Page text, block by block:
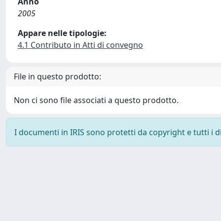
2005
Appare nelle tipologie:
4.1 Contributo in Atti di convegno
File in questo prodotto:
Non ci sono file associati a questo prodotto.
I documenti in IRIS sono protetti da copyright e tutti i